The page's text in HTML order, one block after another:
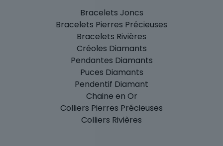
Bracelets Joncs
Bracelets Pierres Précieuses
Bracelets Rivières
Créoles Diamants
Pendantes Diamants
Puces Diamants
Pendentif Diamant
Chaine en Or
Colliers Pierres Précieuses
Colliers Rivières